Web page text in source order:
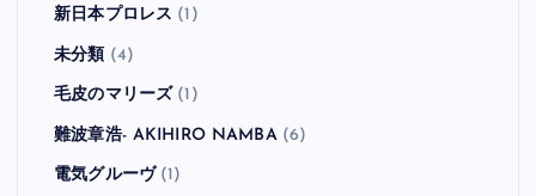
新日本プロレス (1)
未分類 (4)
毛皮のマリーズ (1)
難波章浩- AKIHIRO NAMBA(6)
電気グルーヴ(1)